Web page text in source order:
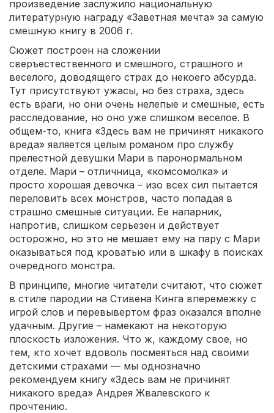
произведение заслужило национальную
литературную награду «Заветная мечта» за самую
смешную книгу в 2006 г.
Сюжет построен на сложении
сверъестественного и смешного, страшного и
веселого, доводящего страх до некоего абсурда.
Тут присутствуют ужасы, но без страха, здесь
есть враги, но они очень нелепые и смешные, есть
расследование, но оно уже слишком веселое. В
общем-то, книга «Здесь вам не причинят никакого
вреда» является целым романом про службу
прелестной девушки Мари в паронормальном
отделе. Мари – отличница, «комсомолка» и
просто хорошая девочка – изо всех сил пытается
переловить всех монстров, часто попадая в
страшно смешные ситуации. Ее напарник,
напротив, слишком серьезен и действует
осторожно, но это не мешает ему на пару с Мари
оказываться под кроватью или в шкафу в поисках
очередного монстра.
В принципе, многие читатели считают, что сюжет
в стиле пародии на Стивена Кинга вперемежку с
игрой слов и перевывертом фраз оказался вполне
удачным. Другие – намекают на некоторую
плоскость изложения. Что ж, каждому свое, но
тем, кто хочет вдоволь посмеяться над своими
детскими страхами — мы однозначно
рекомендуем книгу «Здесь вам не причинят
никакого вреда» Андрея Жвалевского к
прочтению.